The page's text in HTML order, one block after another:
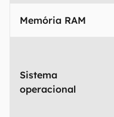
Memória RAM
Sistema
operacional